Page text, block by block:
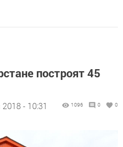
построят 45
- 10:31 1096 0 0